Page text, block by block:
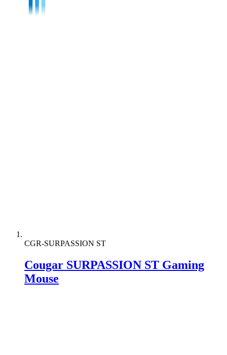
CGR-SURPASSION ST
Cougar SURPASSION ST Gaming
Mouse